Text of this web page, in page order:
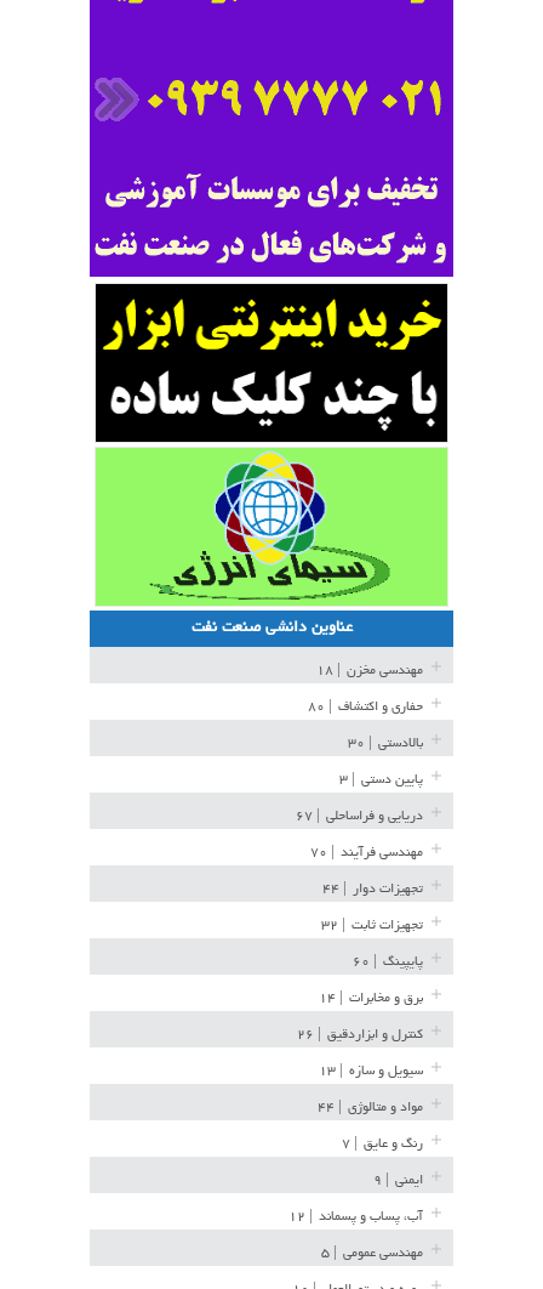
عناوین دانشی صنعت نفت
مهندسی مخزن
حفاری و اکتشاف
بالادستی
پایین دستی
دریایی و فراساحلی
مهندسی فرآیند
تجهیزات دوار
تجهیزات ثابت
پایپینگ
برق و مخابرات
کنترل و ابزاردقیق
سیویل و سازه
مواد و متالوژی
رنگ و عایق
ایمنی
آب، پساب و پسماند
مهندسی عمومی